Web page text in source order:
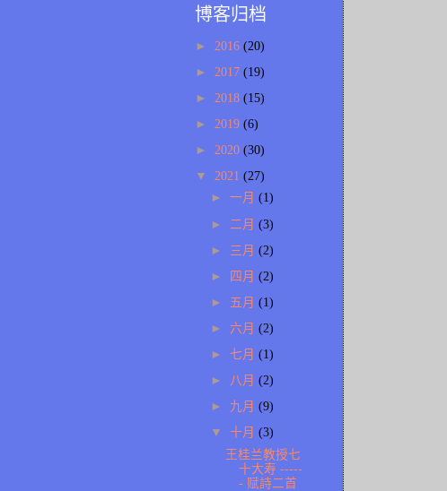
博客归档
► 2016 (20)
► 2017 (19)
► 2018 (15)
► 2019 (6)
► 2020 (30)
▼ 2021 (27)
► 一月 (1)
►
二月 (3)
► 三月 (2)
►
四月 (2)
► 五月 (1)
► 六月 (2)
► 七月 (1)
► 八月 (2)
► 九月 (9)
▼ 十月 (3)
王桂兰教授七
十大寿 -----
- 赋詩二首